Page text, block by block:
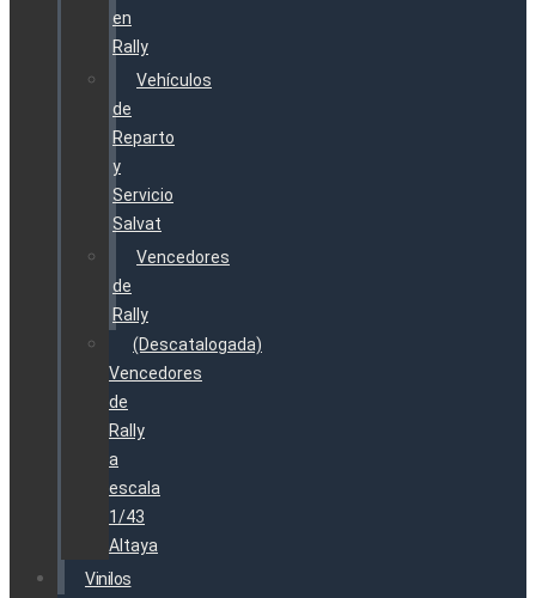
en
Rally
Vehículos
de
Reparto
y
Servicio
Salvat
Vencedores
de
Rally
(Descatalogada)
Vencedores
de
Rally
a
escala
1/43
Altaya
Vinilos